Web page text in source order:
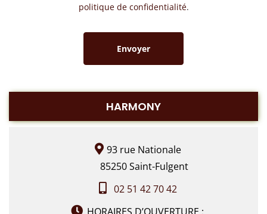
politique de confidentialité.
HARMONY
93 rue Nationale
85250 Saint-Fulgent
02 51 42 70 42